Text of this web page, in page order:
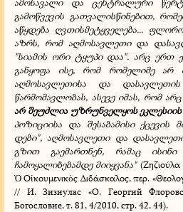
გამოწვევის გათვალისწინებით,
აწყდება ღვთისმეტყველება...
აზრს, რომ აღმოსავლეთი და
"სიამის ორი ტყუპი დაა". არც ერთ
განყოფა ისე, რომ რომელიმე არ
აღმოსავლეთისა და
წარმომავლობას, ასევე იმას, რომ
არ შეუძლია უზრუნველყოს ეკლესიის
პოზიციისა და შესაბამისი ქცევის
დები", აღმოსავლეთი და
გზით გაემართნენ, რამაც ისინი
ჩამოყალიბებამდე მიიყვანა"(Ζηζιούλα
Ὁ Οἰκουμενικὸς Διδάσκαλος, περ.
// И. Зизиулас «О. Георгий
Богословие, т. 81, 4/2010, стр. 42, 44).